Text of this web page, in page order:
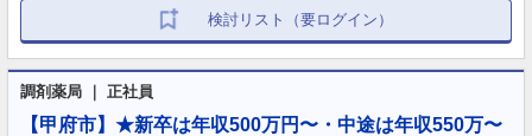
検討リスト（要ログイン）
調剤薬局 ｜ 正社員
【甲府市】★新卒は年収500万円〜・中途は年収550万〜